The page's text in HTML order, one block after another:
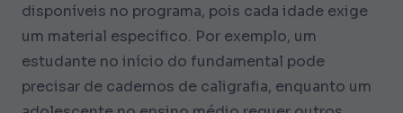
disponíveis no programa, pois cada idade exige
um material específico. Por exemplo, um
estudante no início do fundamental pode
precisar de cadernos de caligrafia, enquanto um